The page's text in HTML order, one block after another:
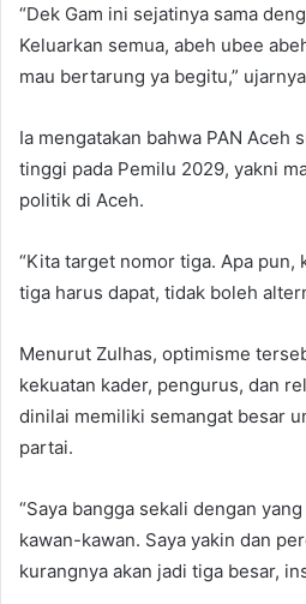
“Dek Gam ini sejatinya sama
Keluarkan semua, abeh ubee
mau bertarung ya begitu,”
Ia mengatakan bahwa PAN Aceh
tinggi pada Pemilu 2029, yakni
politik di Aceh.
“Kita target nomor tiga. Apa pun,
tiga harus dapat, tidak boleh
Menurut Zulhas, optimisme
kekuatan kader, pengurus, dan
dinilai memiliki semangat besar
partai.
“Saya bangga sekali dengan
kawan-kawan. Saya yakin dan
kurangnya akan jadi tiga besar,